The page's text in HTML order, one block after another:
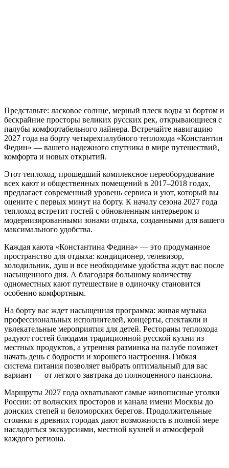
Представьте: ласковое солнце, мерный плеск воды за бортом и
бескрайние просторы великих русских рек, открывающиеся с
палубы комфортабельного лайнера. Встречайте навигацию
2027 года на борту четырехпалубного теплохода «Константин
Федин» — вашего надежного спутника в мире путешествий,
комфорта и новых открытий.
Этот теплоход, прошедший комплексное переоборудование
всех кают и общественных помещений в 2017–2018 годах,
предлагает современный уровень сервиса и уют, который вы
оцените с первых минут на борту. К началу сезона 2027 года
теплоход встретит гостей с обновленным интерьером и
модернизированными зонами отдыха, созданными для вашего
максимального удобства.
Каждая каюта «Константина Федина» — это продуманное
пространство для отдыха: кондиционер, телевизор,
холодильник, душ и все необходимые удобства ждут вас после
насыщенного дня. А благодаря большому количеству
одноместных кают путешествие в одиночку становится
особенно комфортным.
На борту вас ждет насыщенная программа: живая музыка
профессиональных исполнителей, концерты, спектакли и
увлекательные мероприятия для детей. Рестораны теплохода
радуют гостей блюдами традиционной русской кухни из
местных продуктов, а утренняя разминка на палубе поможет
начать день с бодрости и хорошего настроения. Гибкая
система питания позволяет выбрать оптимальный для вас
вариант — от легкого завтрака до полноценного пансиона.
Маршруты 2027 года охватывают самые живописные уголки
России: от волжских просторов и канала имени Москвы до
донских степей и беломорских берегов. Продолжительные
стоянки в древних городах дают возможность в полной мере
насладиться экскурсиями, местной кухней и атмосферой
каждого региона.